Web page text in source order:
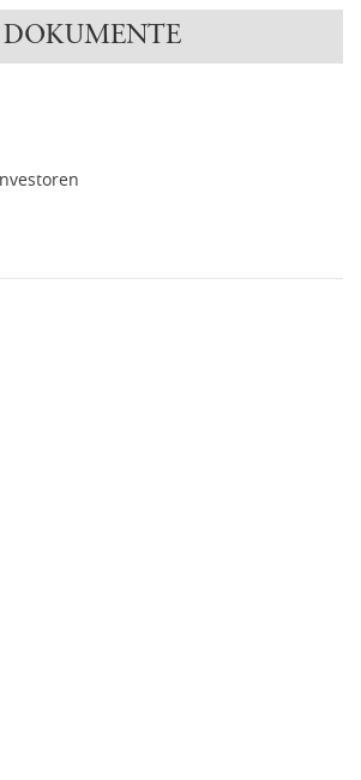
DOKUMENTE